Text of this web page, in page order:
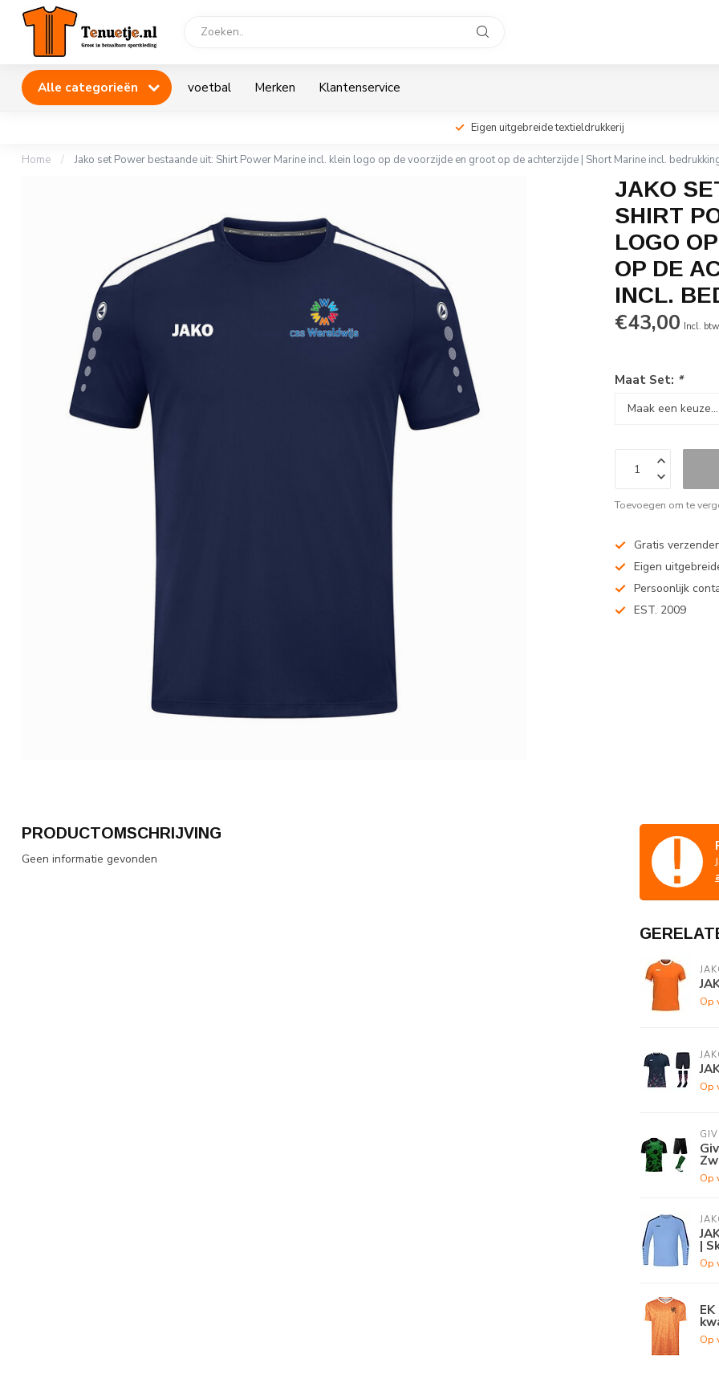
Alle categorieën voetbal Merken Klantenservice
Eigen uitgebreide textieldrukkerij
Home / Jako set Power bestaande uit: Shirt Power Marine incl. klein logo op de voorzijde en groot op de achterzijde | Short Marine incl.
JAKO
SHIRT
LOGO
OP DE
INCL.
€43,00 Incl. btw
Maat Set: *
Toevoegen om te
Gratis
Eigen
Persoonlijk
EST. 2009
PRODUCTOMSCHRIJVING
Geen informatie gevonden
Op
Op
Op
|
Op
Op